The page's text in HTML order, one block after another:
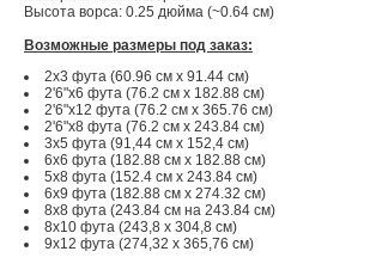
Высота ворса: 0.25 дюйма (~0.64 см)
Возможные размеры под заказ:
2x3 фута (60.96 см x 91.44 см)
2'6"x6 фута (76.2 см x 182.88 см)
2'6"x12 фута (76.2 см x 365.76 см)
2'6"x8 фута (76.2 см x 243.84 см)
3x5 фута (91,44 см х 152,4 см)
6x6 фута (182.88 см x 182.88 см)
5x8 фута (152.4 см x 243.84 см)
6x9 фута (182.88 см x 274.32 см)
8x8 фута (243.84 см на 243.84 см)
8x10 фута (243,8 x 304,8 см)
9x12 фута (274,32 x 365,76 см)